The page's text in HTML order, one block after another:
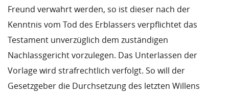
Freund verwahrt werden, so ist dieser nach der
Kenntnis vom Tod des Erblassers verpflichtet das
Testament unverzüglich dem zuständigen
Nachlassgericht vorzulegen. Das Unterlassen der
Vorlage wird strafrechtlich verfolgt. So will der
Gesetzgeber die Durchsetzung des letzten Willens